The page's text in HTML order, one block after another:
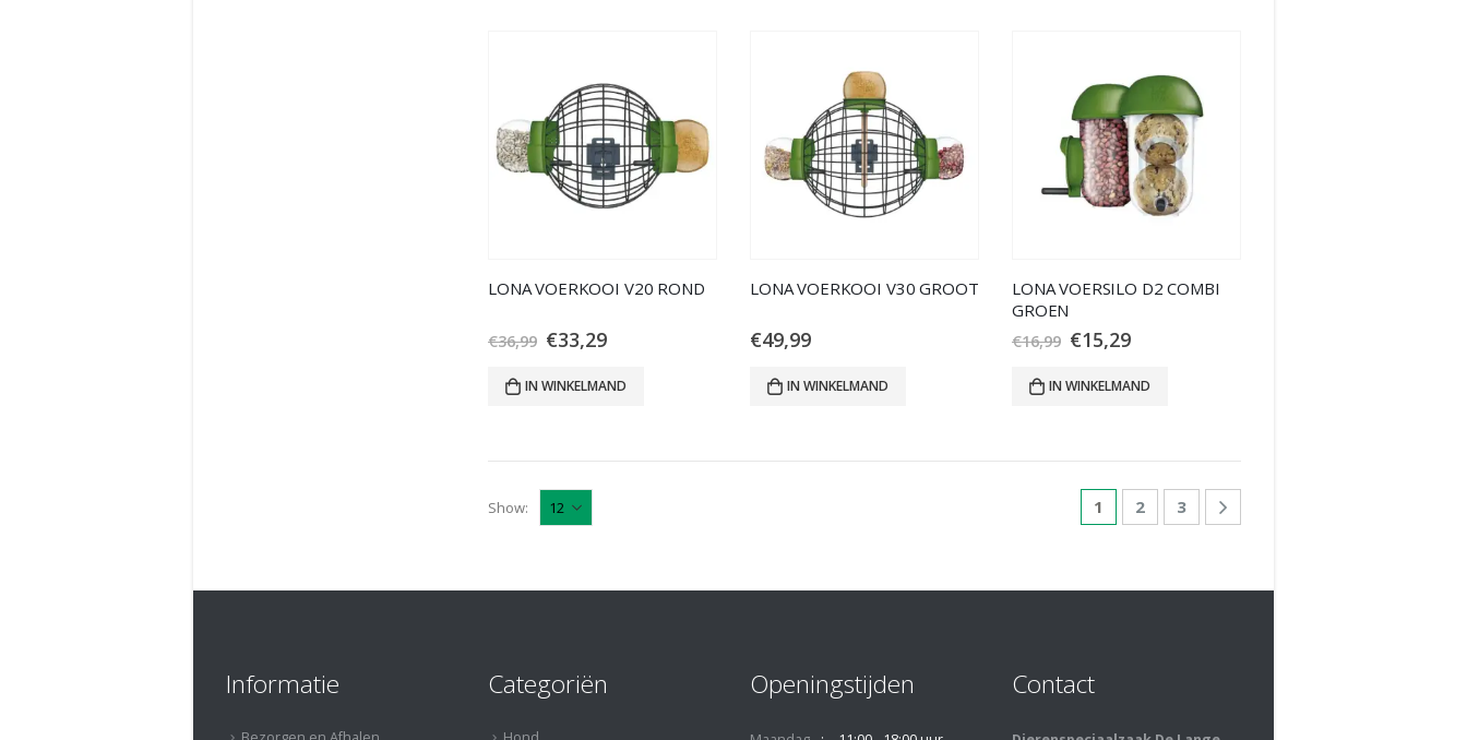
LONA VOERKOOI V20 ROND
€36,99 €33,29
IN WINKELMAND
LONA VOERKOOI V30 GROOT
€49,99
IN WINKELMAND
LONA VOERSILO D2 COMBI
GROEN
€16,99 €15,29
IN WINKELMAND
Show: 1 2 3
Informatie Categoriën Openingstijden Contact